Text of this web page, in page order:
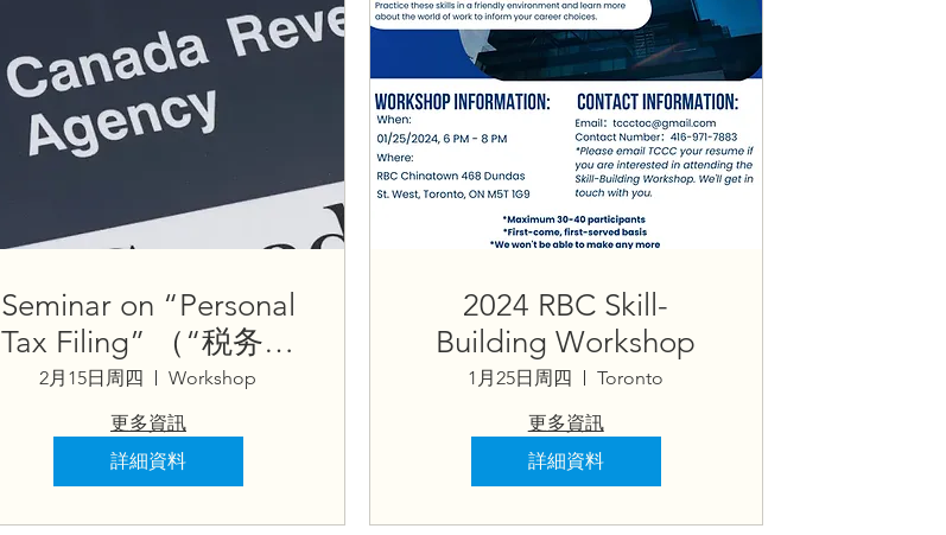
Seminar on “Personal
Tax Filing” （“税务申
报”讲座）
2月15日周四
Workshop
更多資訊
詳細資料
2024 RBC Skill-
Building Workshop
1月25日周四
Toronto
更多資訊
詳細資料